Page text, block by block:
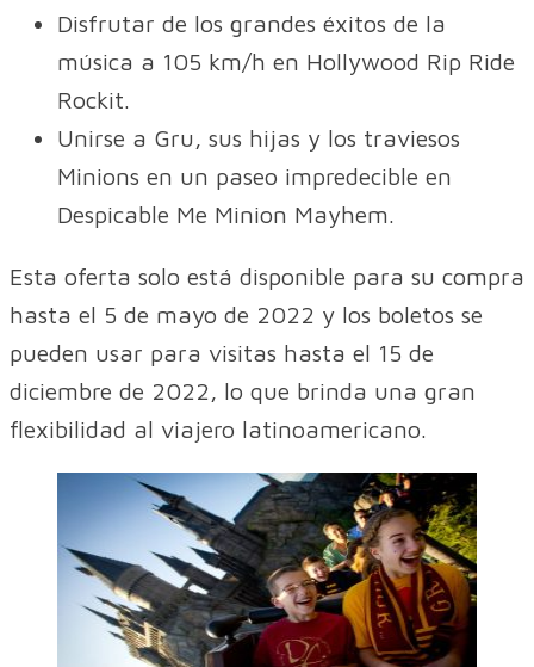
Disfrutar de los grandes éxitos de la
música a 105 km/h en Hollywood Rip Ride
Rockit.
Unirse a Gru, sus hijas y los traviesos
Minions en un paseo impredecible en
Despicable Me Minion Mayhem.
Esta oferta solo está disponible para su compra
hasta el 5 de mayo de 2022 y los boletos se
pueden usar para visitas hasta el 15 de
diciembre de 2022, lo que brinda una gran
flexibilidad al viajero latinoamericano.